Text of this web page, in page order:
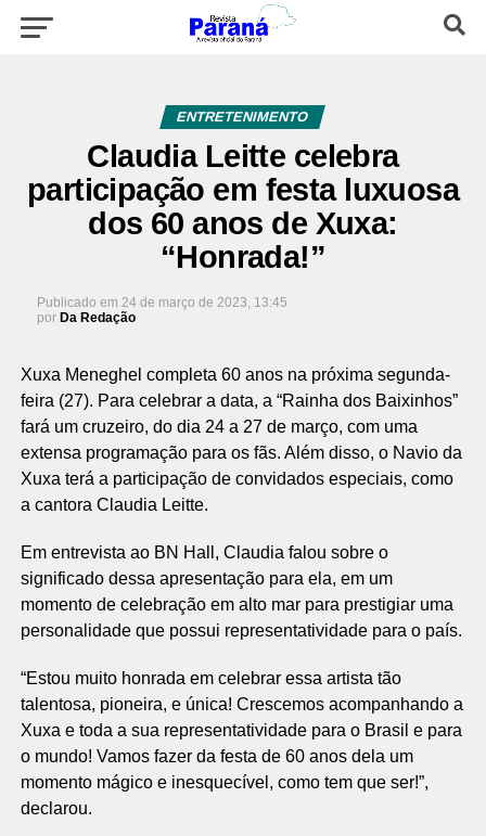
ENTRETENIMENTO
Claudia Leitte celebra
participação em festa luxuosa
dos 60 anos de Xuxa:
“Honrada!”
Publicado em 24 de março de 2023, 13:45
por Da Redação
Xuxa Meneghel completa 60 anos na próxima segunda-
feira (27). Para celebrar a data, a “Rainha dos Baixinhos”
fará um cruzeiro, do dia 24 a 27 de março, com uma
extensa programação para os fãs. Além disso, o Navio da
Xuxa terá a participação de convidados especiais, como
a cantora Claudia Leitte.
Em entrevista ao BN Hall, Claudia falou sobre o
significado dessa apresentação para ela, em um
momento de celebração em alto mar para prestigiar uma
personalidade que possui representatividade para o país.
“Estou muito honrada em celebrar essa artista tão
talentosa, pioneira, e única! Crescemos acompanhando a
Xuxa e toda a sua representatividade para o Brasil e para
o mundo! Vamos fazer da festa de 60 anos dela um
momento mágico e inesquecível, como tem que ser!”,
declarou.